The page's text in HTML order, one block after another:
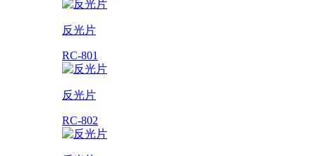
反光片
RC-801
反光片
RC-802